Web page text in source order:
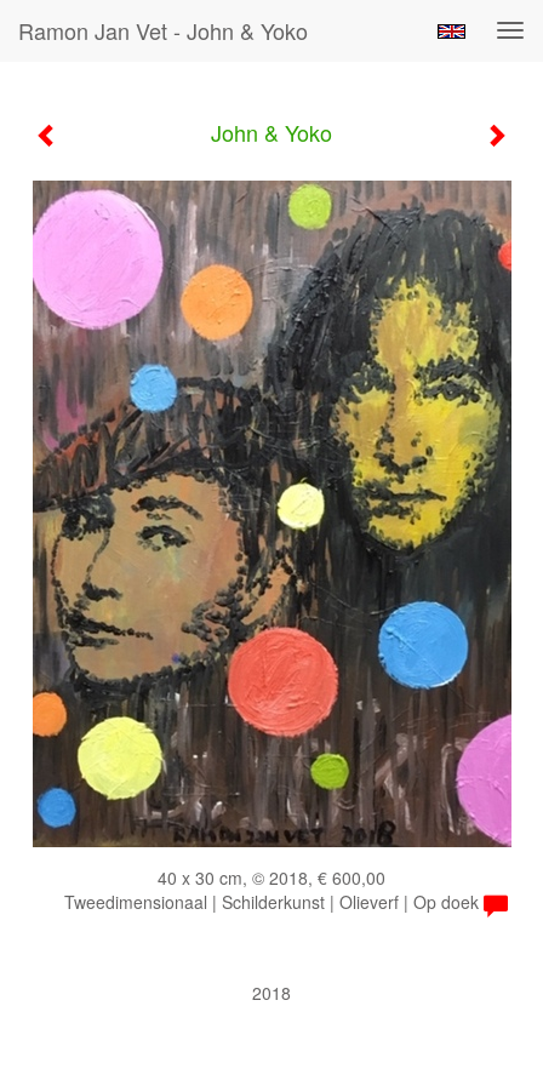
Ramon Jan Vet - John & Yoko
John & Yoko
40 x 30 cm, © 2018, € 600,00
Tweedimensionaal | Schilderkunst | Olieverf | Op doek
2018